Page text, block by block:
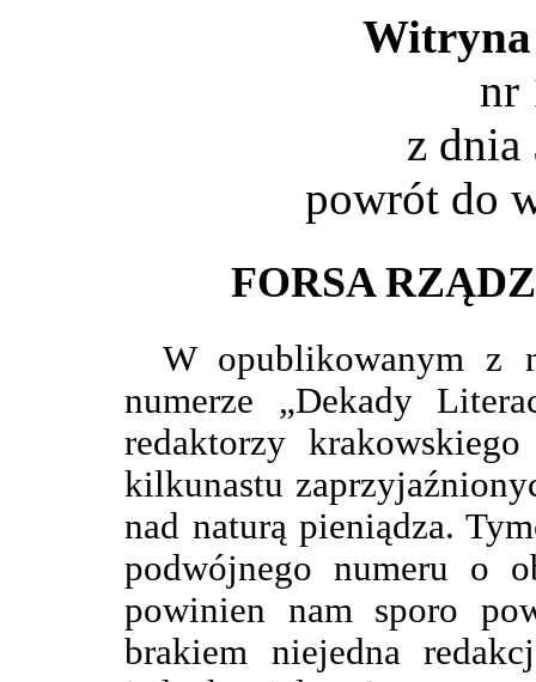
Witryna
nr
z dnia
powrót do
FORSA
W opublikowanym z
numerze „Dekady
redaktorzy
kilkunastu
nad naturą pieniądza.
podwójnego numeru o
powinien nam sporo
brakiem niejedna